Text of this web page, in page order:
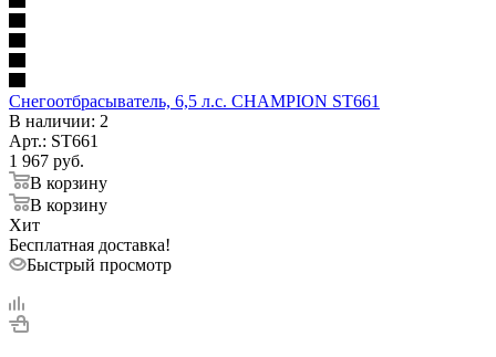
Снегоотбрасыватель, 6,5 л.с. CHAMPION ST661
В наличии: 2
Арт.: ST661
1 967 руб.
В корзину
В корзину
Хит
Бесплатная доставка!
Быстрый просмотр